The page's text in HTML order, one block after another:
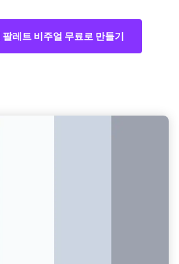
레트 비주얼 무료로 만들기